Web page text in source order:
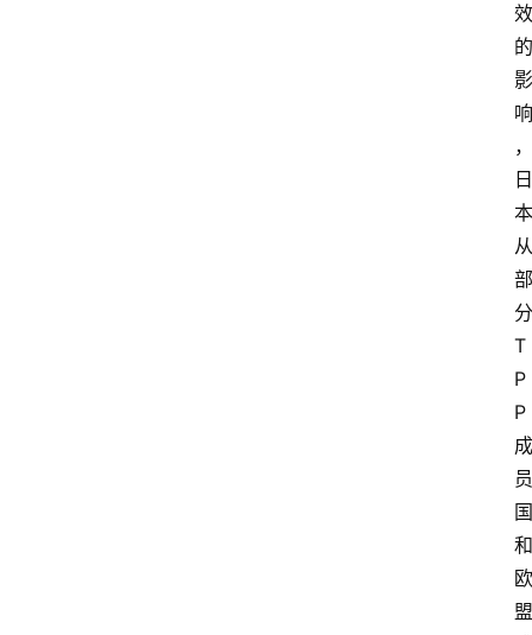
效
的
影
响
，
日
本
从
部
分
T
P
P
成
员
国
和
欧
盟